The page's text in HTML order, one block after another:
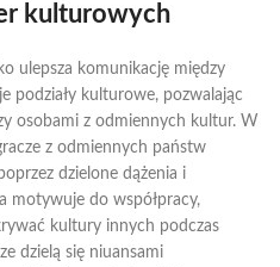
kulturowych
ulepsza komunikację między
podziały kulturowe, pozwalając
osobami z odmiennych kultur. W
z odmiennych państw
dzielone dążenia i
motywuje do współpracy,
kultury innych podczas
dzielą się niuansami